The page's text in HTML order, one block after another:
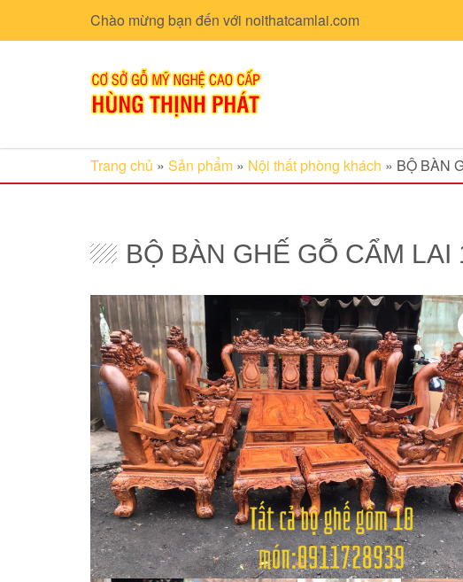
Chào mừng bạn đến với noithatcamlai.com
Trang chủ » Sản phẩm » Nội thất phòng khách » BỘ BÀN
BỘ BÀN GHẾ GỖ CẨM